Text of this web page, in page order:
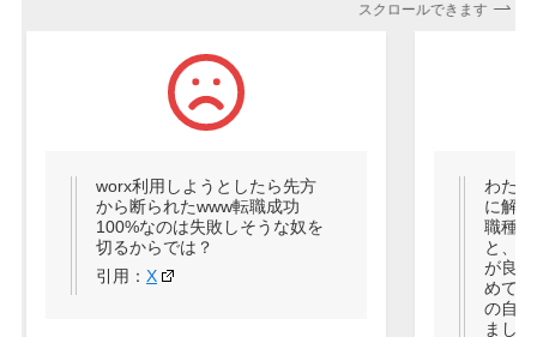
スクロールできます
worx利用しようとしたら先方
から断られたwww転職成功
100%なのは失敗しそうな奴を
切るからでは？
引用：X
わた
に解
職種
と、
が良
めて
の自
まし